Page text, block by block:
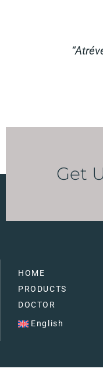
Get
HOME
PRODUCTS
DOCTOR
English